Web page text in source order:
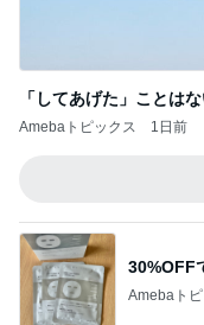
「してあげた」ことは
Amebaトピックス 1日前
30%OFF
Amebaト